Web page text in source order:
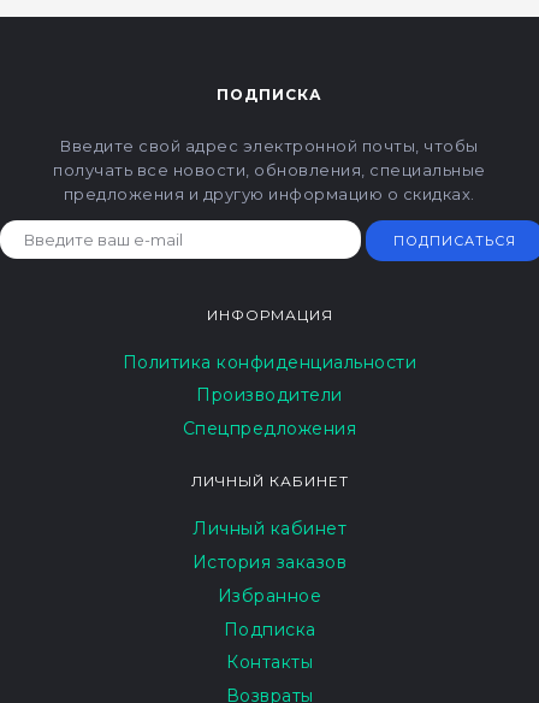
ПОДПИСКА
Введите свой адрес электронной почты, чтобы
получать все новости, обновления, специальные
предложения и другую информацию о скидках.
ПОДПИСАТЬСЯ
ИНФОРМАЦИЯ
Политика конфиденциальности
Производители
Спецпредложения
ЛИЧНЫЙ КАБИНЕТ
Личный кабинет
История заказов
Избранное
Подписка
Контакты
Возвраты